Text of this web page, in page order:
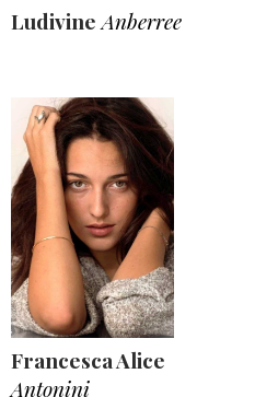
LudivineAnberree
Francesca Alice
Antonini